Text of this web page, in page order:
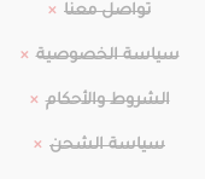
تواصل معنا
سياسة الخصوصية
الشروط والأحكام
سياسة الشحن